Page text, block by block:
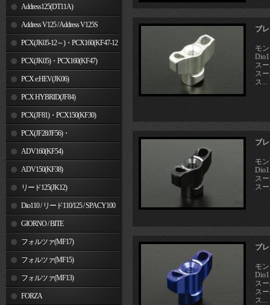
Address125(DT11A)
Address V125 / Address V125S
PCX(JK05-12～)・PCX160(KF47-12
～) PCX(JK05)・PCX160(KF47)
PCX e:HEV(JK06)
PCX HYBRID(JF84)
PCX(JF81)・PCX150(KF30)
PCX(JF28/JF56)・
PCX150(KF12/KF18)
ADV160(KF54)
ADV150(KF38)
リード125(JK12)
Dio110 / リード110/125 / SPACY100
GIORNO / BITE
フォルツァ(MF17)
フォルツァ(MF15)
フォルツァ(MF13)
FORZA
ブ
モ
ス
ス
ス...
ブ
モ
ス
ス
ブ
モ
ス
ス
ス...